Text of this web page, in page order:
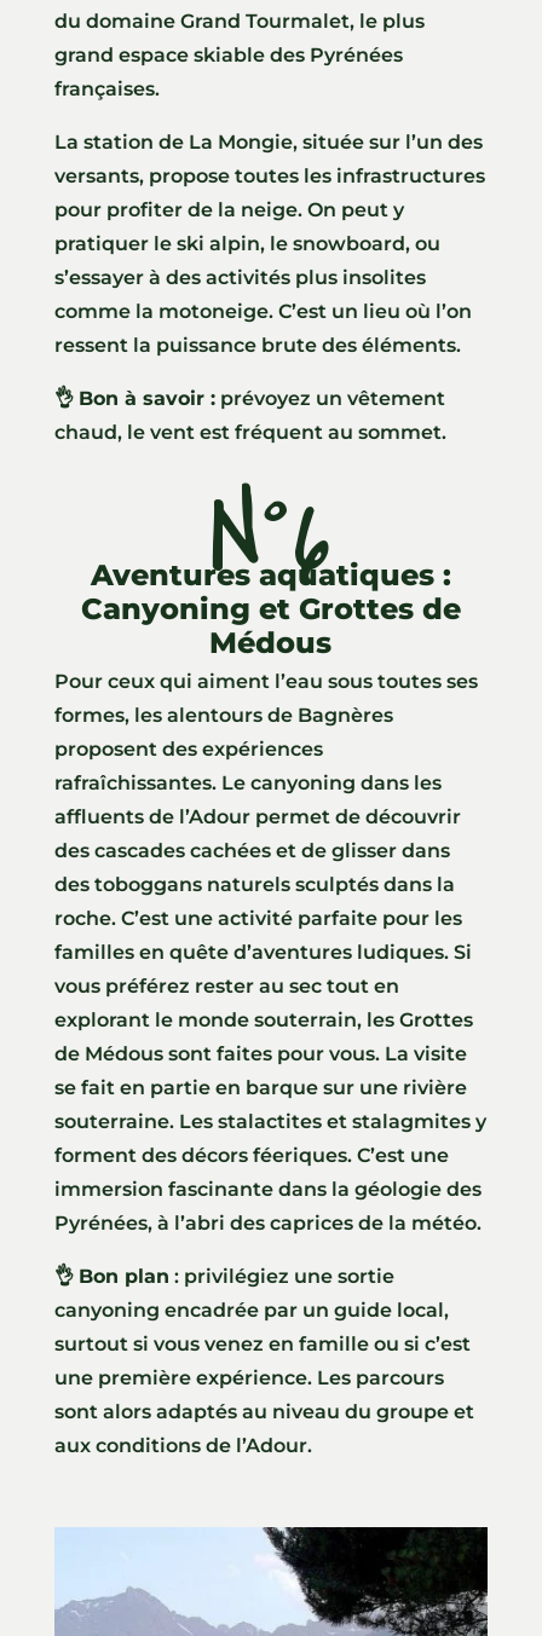
du domaine Grand Tourmalet, le plus
grand espace skiable des Pyrénées
françaises.
La station de La Mongie, située sur l’un des
versants, propose toutes les infrastructures
pour profiter de la neige. On peut y
pratiquer le ski alpin, le snowboard, ou
s’essayer à des activités plus insolites
comme la motoneige. C’est un lieu où l’on
ressent la puissance brute des éléments.
👌 Bon à savoir :prévoyez un vêtement
chaud, le vent est fréquent au sommet.
N°6
Aventures aquatiques :
Canyoning et Grottes de
Médous
Pour ceux qui aiment l’eau sous toutes ses
formes, les alentours de Bagnères
proposent des expériences
rafraîchissantes. Le canyoning dans les
affluents de l’Adour permet de découvrir
des cascades cachées et de glisser dans
des toboggans naturels sculptés dans la
roche. C’est une activité parfaite pour les
familles en quête d’aventures ludiques. Si
vous préférez rester au sec tout en
explorant le monde souterrain, les Grottes
de Médous sont faites pour vous. La visite
se fait en partie en barque sur une rivière
souterraine. Les stalactites et stalagmites y
forment des décors féeriques. C’est une
immersion fascinante dans la géologie des
Pyrénées, à l’abri des caprices de la météo.
👌 Bon plan : privilégiez une sortie
canyoning encadrée par un guide local,
surtout si vous venez en famille ou si c’est
une première expérience. Les parcours
sont alors adaptés au niveau du groupe et
aux conditions de l’Adour.